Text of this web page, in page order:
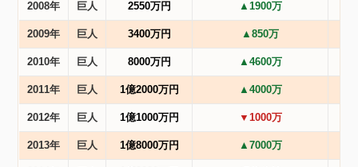
2008年 巨人 2550万円 ▲1900万
2009年 巨人 3400万円 ▲850万
2010年 巨人 8000万円 ▲4600万
2011年 巨人 1億2000万円 ▲4000万
2012年 巨人 1億1000万円 ▼1000万
2013年 巨人 1億8000万円 ▲7000万